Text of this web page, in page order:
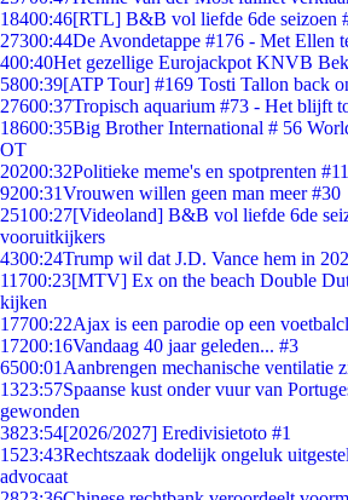
18400:46[RTL] B&B vol liefde 6de seizoen
27300:44De Avondetappe #176 - Met Ellen
400:40Het gezellige Eurojackpot KNVB
5800:39[ATP Tour] #169 Tosti Tallon back
27600:37Tropisch aquarium #73 - Het blijft
18600:35Big Brother International # 56
OT
20200:32Politieke meme's en spotprenten #11
9200:31Vrouwen willen geen man meer #30
25100:27[Videoland] B&B vol liefde 6de
vooruitkijkers
4300:24Trump wil dat J.D. Vance hem in
11700:23[MTV] Ex on the beach Double
kijken
17700:22Ajax is een parodie op een
17200:16Vandaag 40 jaar geleden... #3
6500:01 Aanbrengen mechanische ventilatie
1323:57Spaanse kust onder vuur van
gewonden
3823:54[2026/2027] Eredivisietoto #1
1523:43Rechtszaak dodelijk ongeluk
advocaat